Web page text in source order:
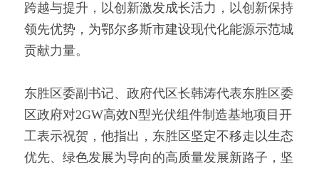
跨越与提升，以创新激发成长活力，以创新保持
领先优势，为鄂尔多斯市建设现代化能源示范城
贡献力量。
东胜区委副书记、政府代区长韩涛代表东胜区委
区政府对2GW高效N型光伏组件制造基地项目开
工表示祝贺，他指出，东胜区坚定不移走以生态
优先、绿色发展为导向的高质量发展新路子，坚